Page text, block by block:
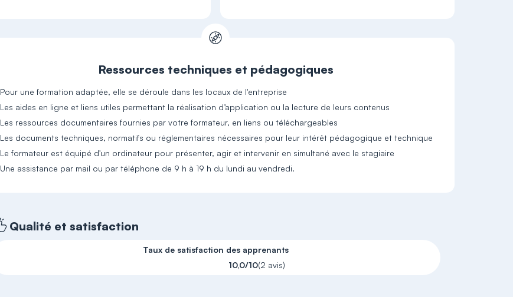
Ressources techniques et pédagogiques
Pour une formation adaptée, elle se déroule dans les locaux de l'entreprise
Les aides en ligne et liens utiles permettant la réalisation d’application ou la lecture de leurs contenus
Les ressources documentaires fournies par votre formateur, en liens ou téléchargeables
Les documents techniques, normatifs ou réglementaires nécessaires pour leur intérêt pédagogique et technique
Le formateur est équipé d'un ordinateur pour présenter, agir et intervenir en simultané avec le stagiaire
Une assistance par mail ou par téléphone de 9 h à 19 h du lundi au vendredi.
Qualité et satisfaction
Taux de satisfaction des apprenants
10,0/10(2 avis)